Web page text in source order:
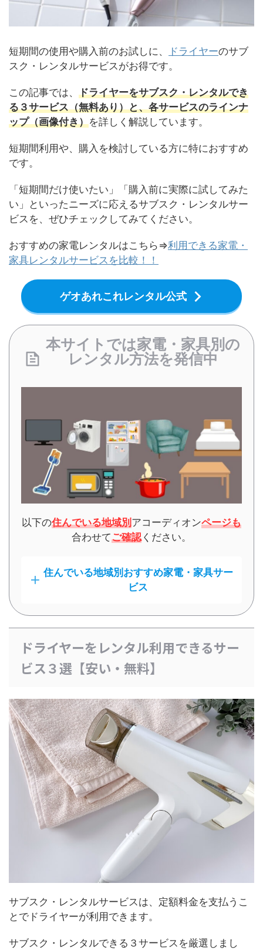
短期間の使用や購入前のお試しに、 ドライヤーのサブ
スク・レンタルサービスがお得です。
この記事では、 ドライヤーをサブスク・レンタルでき
る３サービス（無料あり）と、各サービスのラインナ
ップ（画像付き）を詳しく解説しています。
短期間利用や、購入を検討している方に特におすすめ
です。
「短期間だけ使いたい」「購入前に実際に試してみた
い」といったニーズに応えるサブスク・レンタルサー
ビスを、ぜひチェックしてみてください。
おすすめの家電レンタルはこちら⇒利用できる家電・
家具レンタルサービスを比較！！
ゲオあれこれレンタル公式
本サイトでは家電・家具別の
レンタル方法を発信中
以下の住んでいる地域別アコーディオンページも
合わせてご確認 ください。
住んでいる地域別おすすめ家電・家具サー
ビス
ドライヤーをレンタル利用できるサー
ビス３選【安い・無料】
サブスク・レンタルサービスは、定額料金を支払うこ
とでドライヤーが利用できます。
サブスク・レンタルできる３サービスを厳選しまし